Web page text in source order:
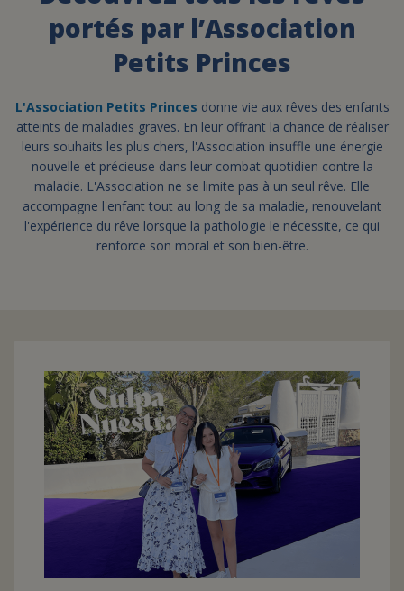
ESPACE PRESSE
JE DEVIENS
BÉNÉVOLE
DEVENIR
UN PETIT PRINCE
portés par l’Association
Petits Princes
L'Association Petits Princes donne vie aux rêves des enfants
atteints de maladies graves. En leur offrant la chance de réaliser
leurs souhaits les plus chers, l'Association insuffle une énergie
nouvelle et précieuse dans leur combat quotidien contre la
maladie. L'Association ne se limite pas à un seul rêve. Elle
accompagne l'enfant tout au long de sa maladie, renouvelant
l'expérience du rêve lorsque la pathologie le nécessite, ce qui
renforce son moral et son bien-être.